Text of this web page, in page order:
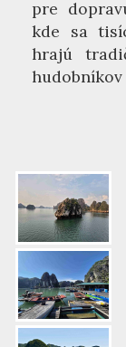
pre
kde sa
hrajú